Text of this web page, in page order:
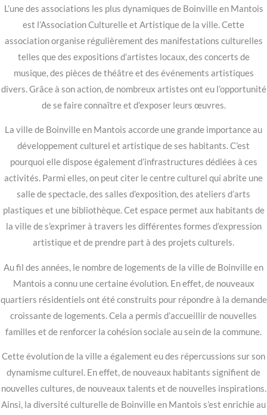
L’une des associations les plus dynamiques de Boinville en Mantois
est l’Association Culturelle et Artistique de la ville. Cette
association organise régulièrement des manifestations culturelles
telles que des expositions d’artistes locaux, des concerts de
musique, des pièces de théâtre et des événements artistiques
divers. Grâce à son action, de nombreux artistes ont eu l’opportunité
de se faire connaître et d’exposer leurs œuvres.
La ville de Boinville en Mantois accorde une grande importance au
développement culturel et artistique de ses habitants. C’est
pourquoi elle dispose également d’infrastructures dédiées à ces
activités. Parmi elles, on peut citer le centre culturel qui abrite une
salle de spectacle, des salles d’exposition, des ateliers d’arts
plastiques et une bibliothèque. Cet espace permet aux habitants de
la ville de s’exprimer à travers les différentes formes d’expression
artistique et de prendre part à des projets culturels.
Au fil des années, le nombre de logements de la ville de Boinville en
Mantois a connu une certaine évolution. En effet, de nouveaux
quartiers résidentiels ont été construits pour répondre à la demande
croissante de logements. Cela a permis d’accueillir de nouvelles
familles et de renforcer la cohésion sociale au sein de la commune.
Cette évolution de la ville a également eu des répercussions sur son
dynamisme culturel. En effet, de nouveaux habitants signifient de
nouvelles cultures, de nouveaux talents et de nouvelles inspirations.
Ainsi, la diversité culturelle de Boinville en Mantois s’est enrichie au